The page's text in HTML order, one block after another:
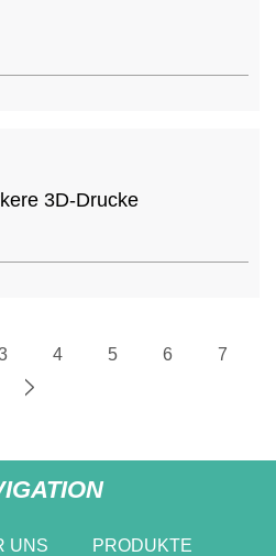
3D-Drucke
4 5 6 7
UNS PRODUKTE